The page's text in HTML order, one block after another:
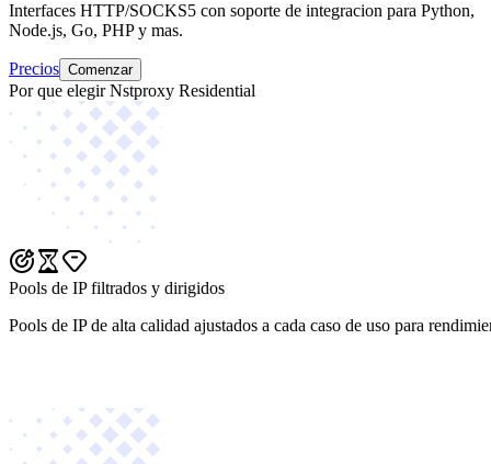
Interfaces HTTP/SOCKS5 con soporte de integracion para Python,
Node.js, Go, PHP y mas.
Precios Comenzar
Por que elegir Nstproxy Residential
Pools de IP filtrados y dirigidos
Pools de IP de alta calidad ajustados a cada caso de uso para